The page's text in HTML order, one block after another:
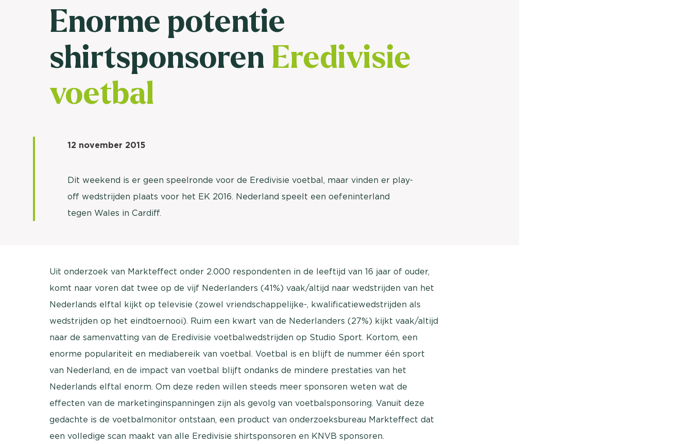
Enorme potentie
shirtsponsoren Eredivisie
voetbal
12 november 2015
Dit weekend is er geen speelronde voor de Eredivisie voetbal, maar vinden er play-
off wedstrijden plaats voor het EK 2016. Nederland speelt een oefeninterland
tegen Wales in Cardiff.
Uit onderzoek van Markteffect onder 2.000 respondenten in de leeftijd van 16 jaar of ouder,
komt naar voren dat twee op de vijf Nederlanders (41%) vaak/altijd naar wedstrijden van het
Nederlands elftal kijkt op televisie (zowel vriendschappelijke-, kwalificatiewedstrijden als
wedstrijden op het eindtoernooi). Ruim een kwart van de Nederlanders (27%) kijkt vaak/altijd
naar de samenvatting van de Eredivisie voetbalwedstrijden op Studio Sport. Kortom, een
enorme populariteit en mediabereik van voetbal. Voetbal is en blijft de nummer één sport
van Nederland, en de impact van voetbal blijft ondanks de mindere prestaties van het
Nederlands elftal enorm. Om deze reden willen steeds meer sponsoren weten wat de
effecten van de marketing­inspanningen zijn als gevolg van voetbalsponsoring. Vanuit deze
gedachte is de voetbalmonitor ontstaan, een product van onderzoeksbureau Markteffect dat
een volledige scan maakt van alle Eredivisie shirtsponsoren en KNVB sponsoren.